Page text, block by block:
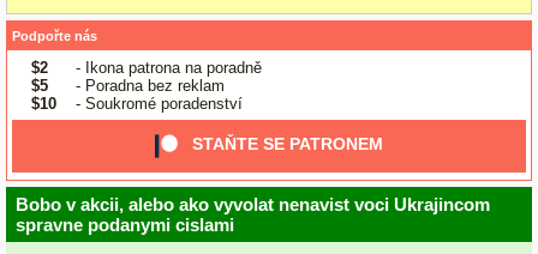
Podpořte nás
$2
- Ikona patrona na poradně
$5
- Poradna bez reklam
$10
- Soukromé poradenství
STAŇTE SE PATRONEM
Bobo v akcii, alebo ako vyvolat nenavist voci Ukrajincom
spravne podanymi cislami